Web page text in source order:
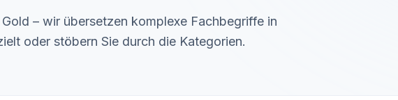
– wir übersetzen komplexe Fachbegriffe in
oder stöbern Sie durch die Kategorien.